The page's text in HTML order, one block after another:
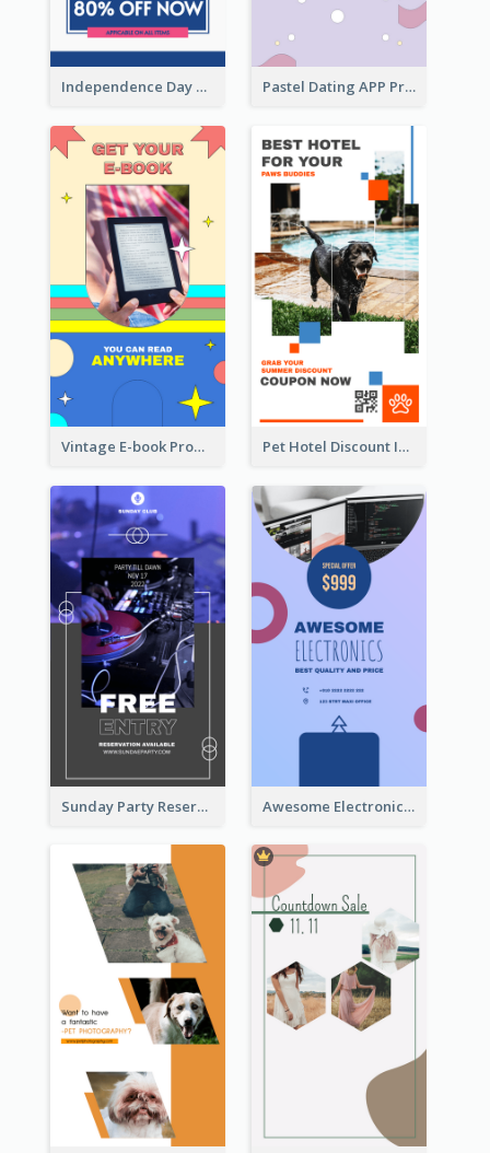
Independence Day Sale Instagram Story Pastel Dating APP Promotion Instagram Story Design
Vintage E-book Promote Instagram Story Design Pet Hotel Discount Instagram Story
Sunday Party Reservation Instagram Story Awesome Electronics Sale Instagram Story